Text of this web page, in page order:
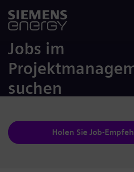
Jobs im
suchen
Holen Sie Job-